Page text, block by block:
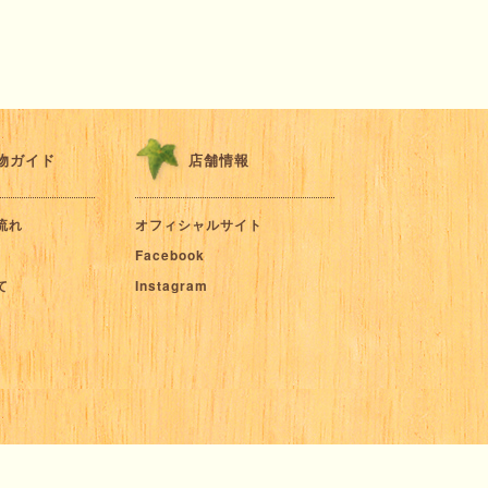
ガイド
れ
店舗情報
オフィシャルサイト
Facebook
Instagram